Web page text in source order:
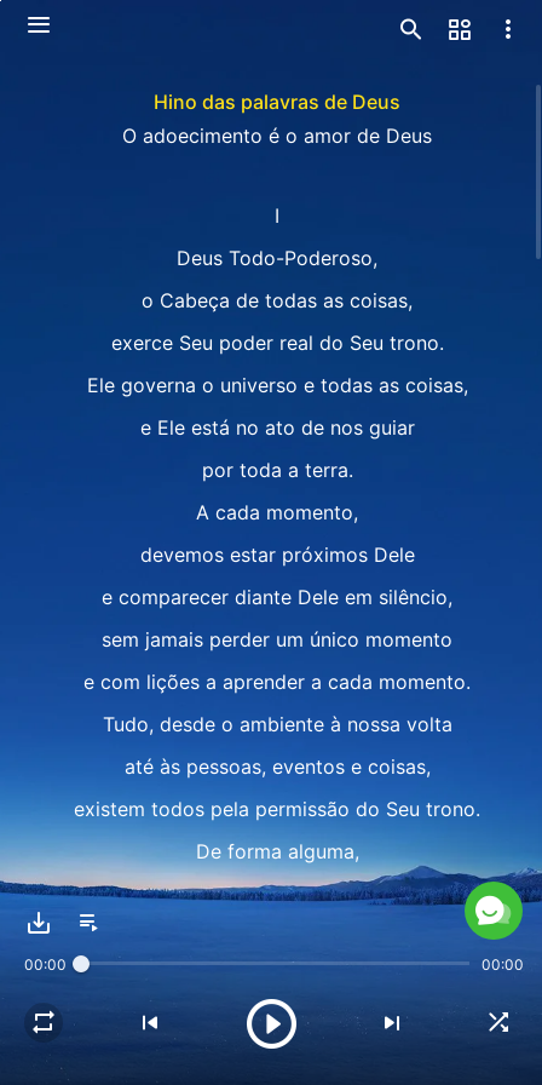
Hino das palavras de Deus
O adoecimento é o amor de Deus
I
Deus Todo-Poderoso,
o Cabeça de todas as coisas,
exerce Seu poder real do Seu trono.
Ele governa o universo e todas as coisas,
e Ele está no ato de nos guiar
por toda a terra.
A cada momento,
devemos estar próximos Dele
e comparecer diante Dele em silêncio,
sem jamais perder um único momento
e com lições a aprender a cada momento.
Tudo, desde o ambiente à nossa volta
até às pessoas, eventos e coisas,
existem todos pela permissão do Seu trono.
De forma alguma,
permita que queixas surjam em seu coração,
caso contrário Deus não lhe concederá
II
00:00 00:00